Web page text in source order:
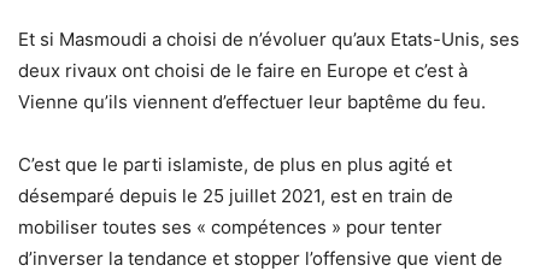
Et si Masmoudi a choisi de n’évoluer qu’aux Etats-Unis, ses
deux rivaux ont choisi de le faire en Europe et c’est à
Vienne qu’ils viennent d’effectuer leur baptême du feu.
C’est que le parti islamiste, de plus en plus agité et
désemparé depuis le 25 juillet 2021, est en train de
mobiliser toutes ses « compétences » pour tenter
d’inverser la tendance et stopper l’offensive que vient de